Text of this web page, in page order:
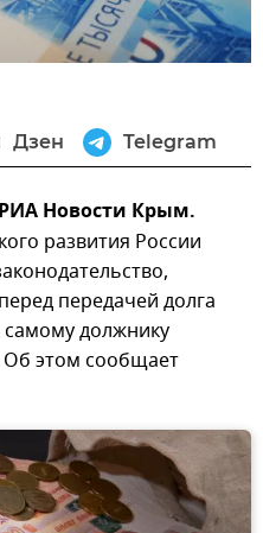
Дзен Telegram
Новости Крым.
развития России
передачей долга
должнику
Об этом сообщает